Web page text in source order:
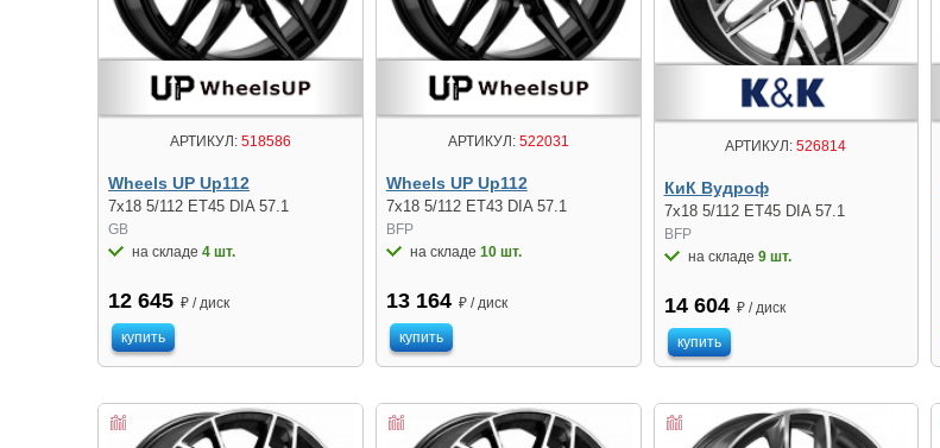
АРТИКУЛ:518586
Wheels UP Up112
7x18 5/112 ET45 DIA 57.1
GB
на складе 4 шт.
12 645 ₽ / диск
купить
АРТИКУЛ:522031
Wheels UP Up112
7x18 5/112 ET43 DIA 57.1
BFP
на складе 10 шт.
13 164 ₽ / диск
купить
АРТИКУЛ: 526814
КиК Вудроф
7x18 5/112 ET45 DIA 57.1
BFP
на складе 9 шт.
14 604 ₽ / диск
купить